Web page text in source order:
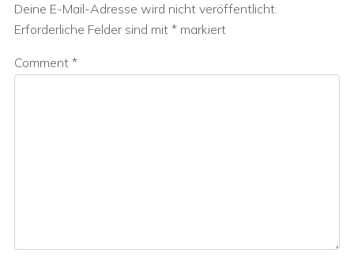
Deine E-Mail-Adresse wird nicht veröffentlicht.
Erforderliche Felder sind mit * markiert
Comment *